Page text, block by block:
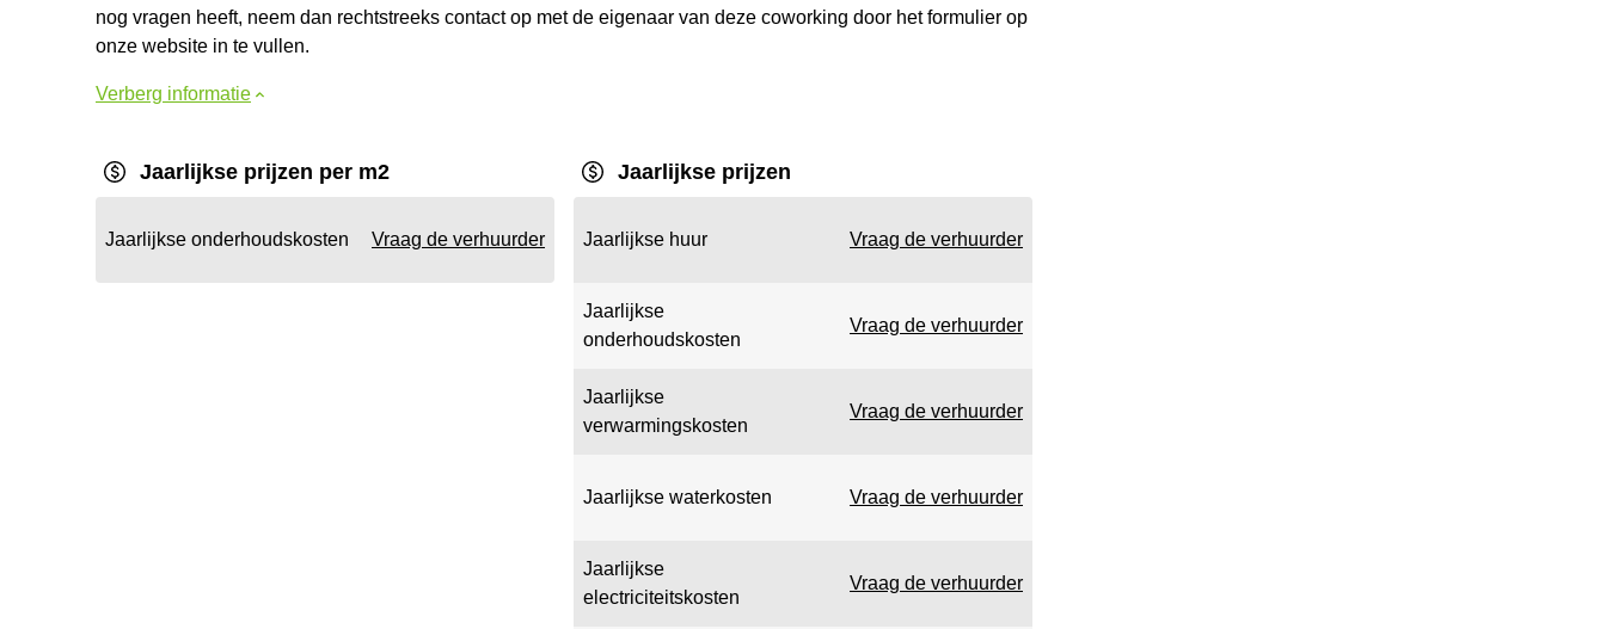
nog vragen heeft, neem dan rechtstreeks contact op met de eigenaar van deze coworking door het formulier op
onze website in te vullen.
Verberg informatie
Jaarlijkse prijzen per m2
Jaarlijkse onderhoudskosten Vraag de verhuurder
Jaarlijkse prijzen
Jaarlijkse huur Vraag de verhuurder
Jaarlijkse
onderhoudskosten
Vraag de verhuurder
Jaarlijkse
verwarmingskosten
Vraag de verhuurder
Jaarlijkse waterkosten Vraag de verhuurder
Jaarlijkse
electriciteitskosten
Vraag de verhuurder